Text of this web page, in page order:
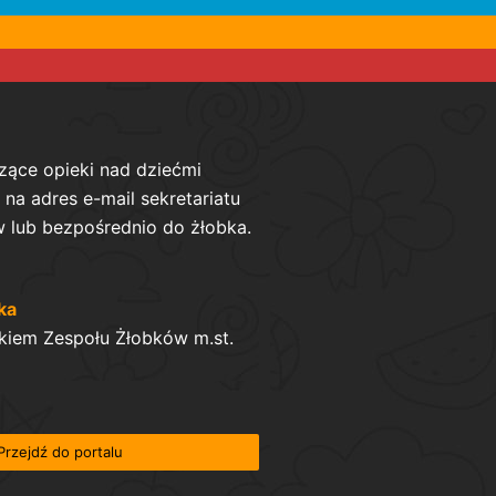
opieki nad dziećmi
adres e-mail sekretariatu
lub bezpośrednio do żłobka.
Zespołu Żłobków m.st.
do portalu